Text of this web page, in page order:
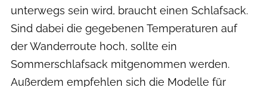
unterwegs sein wird, braucht einen Schlafsack.
Sind dabei die gegebenen Temperaturen auf
der Wanderroute hoch, sollte ein
Sommerschlafsack mitgenommen werden.
Außerdem empfehlen sich die Modelle für